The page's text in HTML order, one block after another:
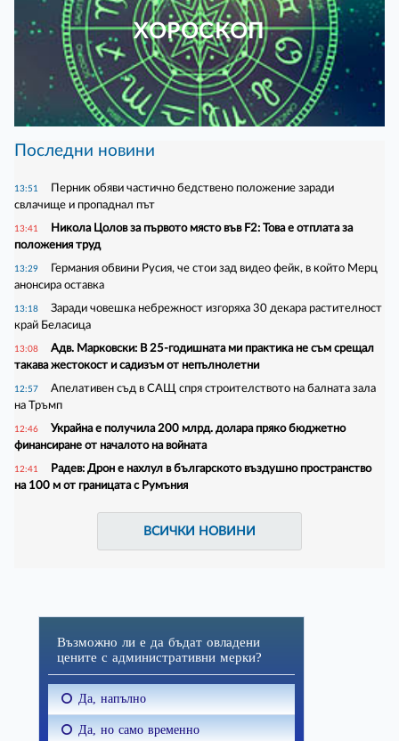
ХОРОСКОП
Последни новини
13:51
Перник обяви частично бедствено положение заради
свлачище и пропаднал път
13:41
Никола Цолов за първото място във F2: Това е отплата за
положения труд
13:29
Германия обвини Русия, че стои зад видео фейк, в който Мерц
анонсира оставка
13:18
Заради човешка небрежност изгоряха 30 декара растителност
край Беласица
13:08
Адв. Марковски: В 25-годишната ми практика не съм срещал
такава жестокост и садизъм от непълнолетни
12:57
Апелативен съд в САЩ спря строителството на балната зала
на Тръмп
12:46
Украйна е получила 200 млрд. долара пряко бюджетно
финансиране от началото на войната
12:41
Радев: Дрон е нахлул в българското въздушно пространство
на 100 м от границата с Румъния
ВСИЧКИ НОВИНИ